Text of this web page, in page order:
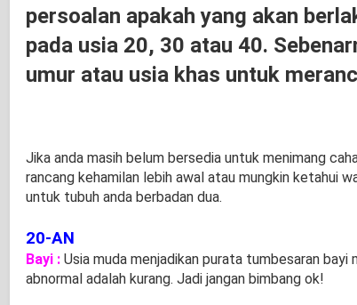
persoalan apakah yang akan
pada usia 20, 30 atau 40.
umur atau usia khas untuk
Jika anda masih belum bersedia untuk menimang
rancang kehamilan lebih awal atau mungkin ketahui
untuk tubuh anda berbadan dua.
20-AN
Bayi : Usia muda menjadikan purata tumbesaran bayi
abnormal adalah kurang. Jadi jangan bimbang ok!